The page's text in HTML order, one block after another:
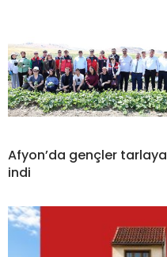
Afyon’da gençler tarlaya
indi